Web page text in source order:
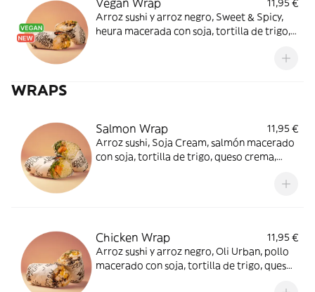
Vegan Wrap
11,95 €
Arroz sushi y arroz negro, Sweet & Spicy,
heura macerada con soja, tortilla de trigo,
WRAPS
Salmon Wrap
11,95 €
Arroz sushi, Soja Cream, salmón macerado
con soja, tortilla de trigo, queso crema,
Chicken Wrap
11,95 €
Arroz sushi y arroz negro, Oli Urban, pollo
macerado con soja, tortilla de trigo, queso